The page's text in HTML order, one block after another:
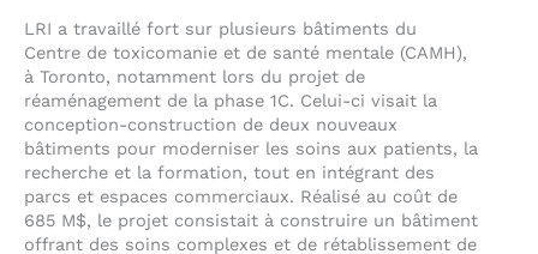
LRI a travaillé fort sur plusieurs bâtiments du
Centre de toxicomanie et de santé mentale (CAMH),
à Toronto, notamment lors du projet de
réaménagement de la phase 1C. Celui-ci visait la
conception-construction de deux nouveaux
bâtiments pour moderniser les soins aux patients, la
recherche et la formation, tout en intégrant des
parcs et espaces commerciaux. Réalisé au coût de
685 M$, le projet consistait à construire un bâtiment
offrant des soins complexes et de rétablissement de